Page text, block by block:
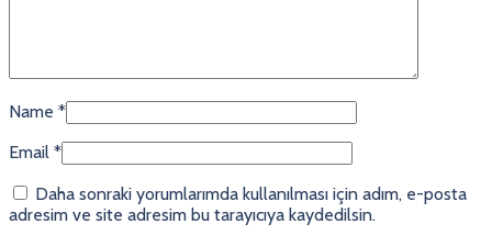
Name *
Email *
Daha sonraki yorumlarımda kullanılması için adım, e-posta
adresim ve site adresim bu tarayıcıya kaydedilsin.